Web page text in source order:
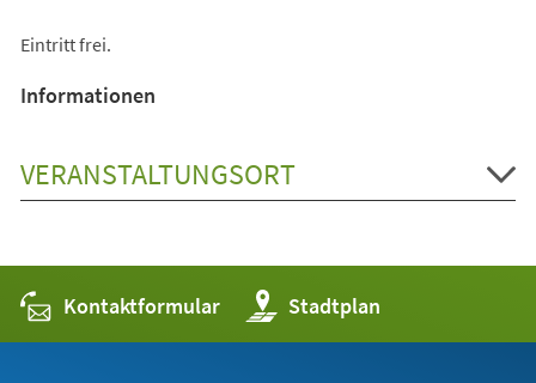
Eintritt frei.
Informationen
VERANSTALTUNGSORT
Kontaktformular Stadtplan
(Öffnet
in
einem